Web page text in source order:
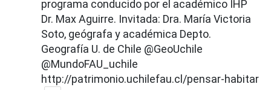
programa conducido por el académico IHP
Dr. Max Aguirre. Invitada: Dra. María Victoria
Soto, geógrafa y académica Depto.
Geografía U. de Chile @GeoUchile
@MundoFAU_uchile
http://patrimonio.uchilefau.cl/pensar-habitar